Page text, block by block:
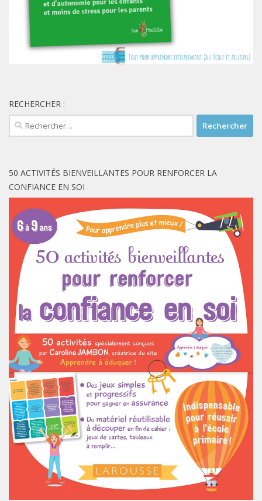
RECHERCHER :
Rechercher :
50 ACTIVITÉS BIENVEILLANTES POUR RENFORCER LA
CONFIANCE EN SOI